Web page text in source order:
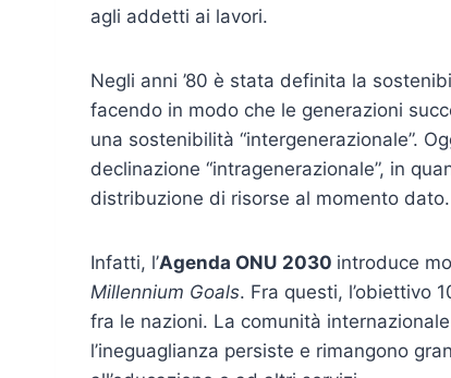
agli addetti ai lavori.
Negli anni ’80 è stata definita la
facendo in modo che le generazioni
una sostenibilità “intergenerazionale”.
declinazione “intragenerazionale”, in
distribuzione di risorse al momento dato.
Infatti, l’Agenda ONU 2030 introduce
Millennium Goals. Fra questi, l’obiettivo
fra le nazioni. La comunità
l’ineguaglianza persiste e rimangono